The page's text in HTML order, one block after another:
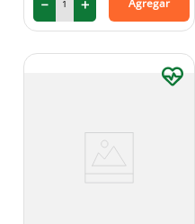
＋
－ Agregar